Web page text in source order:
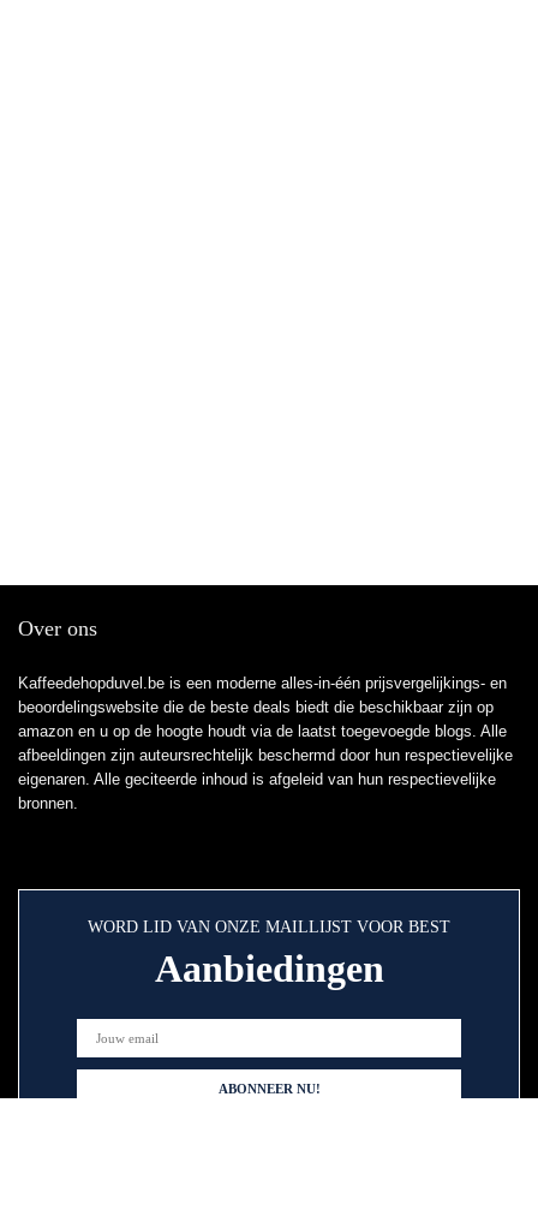
Over ons
Kaffeedehopduvel.be is een moderne alles-in-één prijsvergelijkings- en
beoordelingswebsite die de beste deals biedt die beschikbaar zijn op
amazon en u op de hoogte houdt via de laatst toegevoegde blogs. Alle
afbeeldingen zijn auteursrechtelijk beschermd door hun respectievelijke
eigenaren. Alle geciteerde inhoud is afgeleid van hun respectievelijke
bronnen.
WORD LID VAN ONZE MAILLIJST VOOR BEST
Aanbiedingen